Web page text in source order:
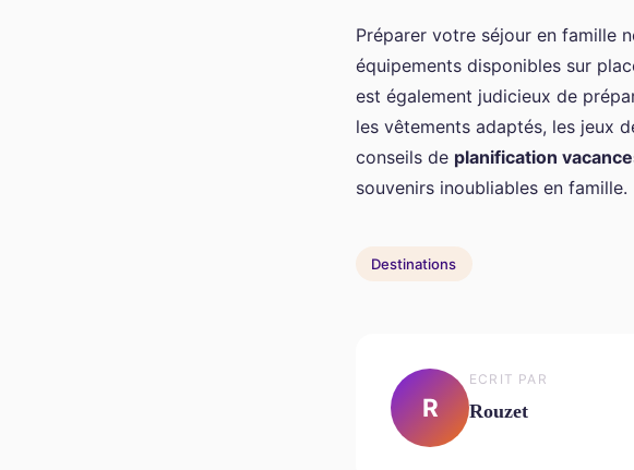
Préparer votre séjour en famille
équipements disponibles sur
est également judicieux de
les vêtements adaptés, les jeux
conseils de planification
souvenirs inoubliables en famille.
Destinations
R
ECRIT PAR
Rouzet